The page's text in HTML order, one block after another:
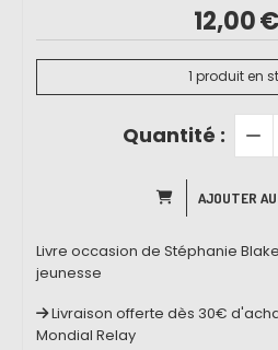
12,00€
1 produit en
Quantité :
AJOUTER
Livre occasion de Stéphanie
jeunesse
Livraison offerte dès 30€
Mondial Relay